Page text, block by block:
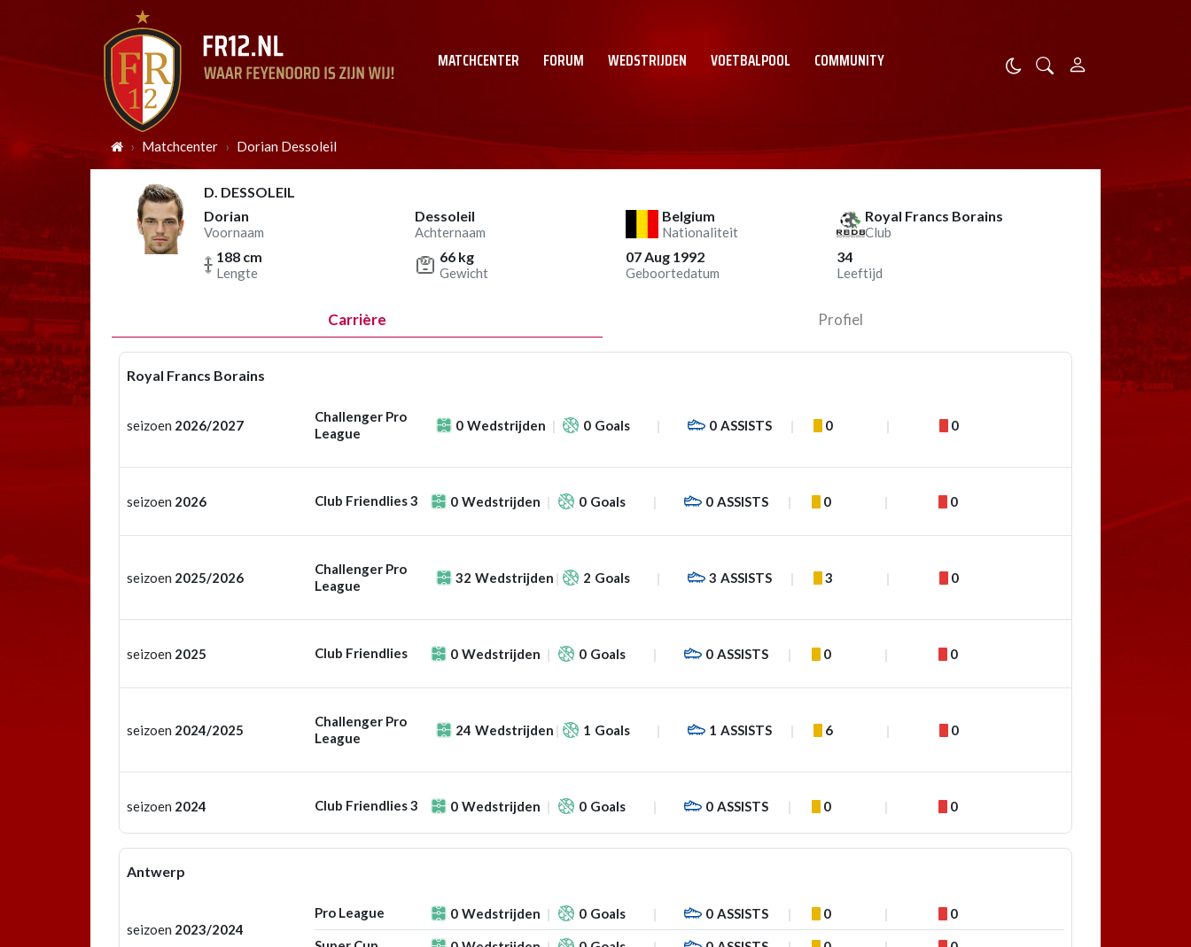
MATCHCENTER FORUM WEDSTRIJDEN VOETBALPOOL COMMUNITY
Matchcenter Dorian Dessoleil
D. DESSOLEIL
Dorian
Voornaam
Dessoleil
Achternaam
Belgium
Nationaliteit
Royal Francs Borains
Club
188 cm
Lengte
66 kg
Gewicht
07 Aug 1992
Geboortedatum
34
Leeftijd
Carrière Profiel
Royal Francs Borains
seizoen 2026/2027
Challenger Pro
League
0 Wedstrijden 0 Goals 0 ASSISTS 0 0
seizoen 2026 Club Friendlies 3 0 Wedstrijden 0 Goals 0 ASSISTS 0 0
seizoen 2025/2026
Challenger Pro
League
32 Wedstrijden 2 Goals 3 ASSISTS 3 0
seizoen 2025 Club Friendlies 0 Wedstrijden 0 Goals 0 ASSISTS 0 0
seizoen 2024/2025
Challenger Pro
League
24 Wedstrijden 1 Goals 1 ASSISTS 6 0
seizoen 2024 Club Friendlies 3 0 Wedstrijden 0 Goals 0 ASSISTS 0 0
Antwerp
seizoen 2023/2024
Pro League 0 Wedstrijden 0 Goals 0 ASSISTS 0 0